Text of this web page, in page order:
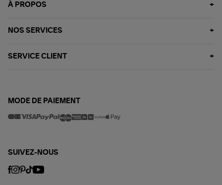
À PROPOS
NOS SERVICES
SERVICE CLIENT
MODE DE PAIEMENT
SUIVEZ-NOUS